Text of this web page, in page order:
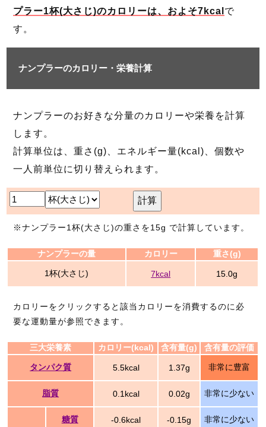
プラー1杯(大さじ)のカロリーは、およそ7kcal で
す。
ナンプラーのカロリー・栄養計算
ナンプラーのお好きな分量のカロリーや栄養を計算
します。
計算単位は、重さ(g)、エネルギー量(kcal)、個数や
一人前単位に切り替えられます。
計算
※ナンプラー1杯(大さじ)の重さを15g で計算しています。
ナンプラーの量 カロリー 重さ(g)
1杯(大さじ) 7kcal 15.0g
カロリーをクリックすると該当カロリーを消費するのに必
要な運動量が参照できます。
三大栄養素 カロリー(kcal) 含有量(g) 含有量の評価
タンパク質 5.5kcal 1.37g 非常に豊富
脂質 0.1kcal 0.02g 非常に少ない
糖質 -0.6kcal -0.15g 非常に少ない